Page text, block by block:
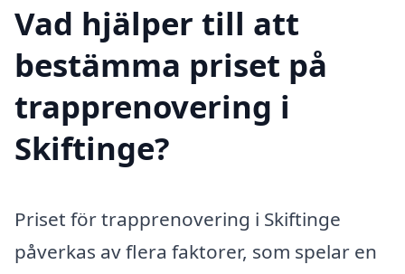
Vad hjälper till att
bestämma priset på
trapprenovering i
Skiftinge?
Priset för trapprenovering i Skiftinge
påverkas av flera faktorer, som spelar en